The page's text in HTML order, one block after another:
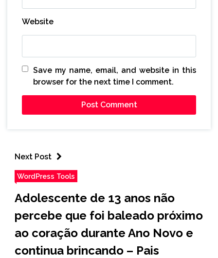
Website
Save my name, email, and website in this
browser for the next time I comment.
Next Post
WordPress Tools
Adolescente de 13 anos não
percebe que foi baleado próximo
ao coração durante Ano Novo e
continua brincando – Pais